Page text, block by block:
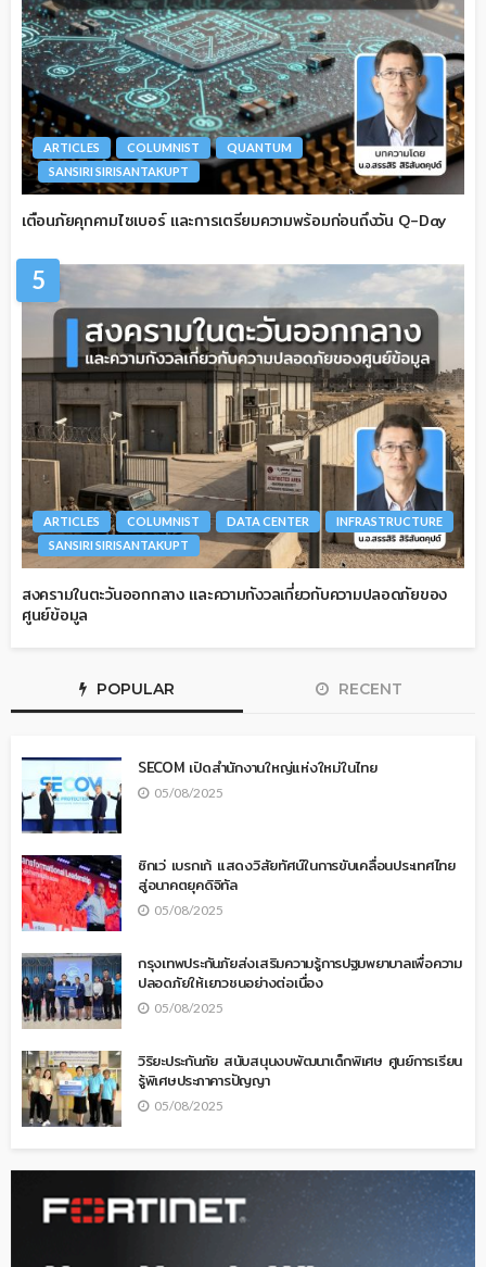
ARTICLES COLUMNIST
QUANTUM
SANSIRI SIRISANTAKUPT
เตือนภัยคุกคามไซเบอร์ และการเตรียมความพร้อมก่อนถึงวัน Q-Day
5
ARTICLES COLUMNIST DATA CENTER
INFRASTRUCTURE
SANSIRI SIRISANTAKUPT
สงครามในตะวันออกกลาง และความกังวลเกี่ยวกับความปลอดภัยของ
ศูนย์ข้อมูล
POPULAR RECENT
SECOM เปิดสำนักงานใหญ่แห่งใหม่ในไทย
05/08/2025
ซิกเว่ เบรกเก้ แสดงวิสัยทัศน์ในการขับเคลื่อนประเทศไทย
สู่อนาคตยุคดิจิทัล
05/08/2025
กรุงเทพประกันภัยส่งเสริมความรู้การปฐมพยาบาลเพื่อความ
ปลอดภัยให้เยาวชนอย่างต่อเนื่อง
05/08/2025
วิริยะประกันภัย สนับสนุนงบพัฒนาเด็กพิเศษ ศูนย์การเรียน
รู้พิเศษประภาคารปัญญา
05/08/2025